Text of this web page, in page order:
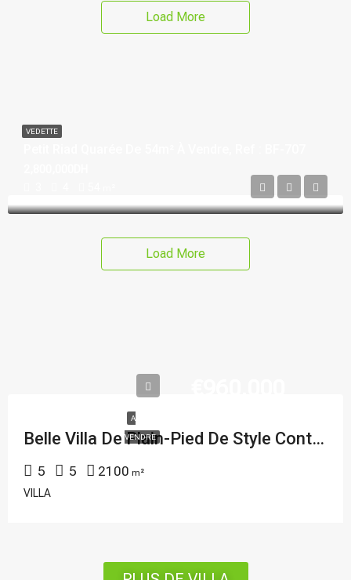
Load More
VEDETTE
Load More
A
VENDRE Belle Villa De Plain-Pied De Style Contemporain Située Au Sein D’un Petit Domaine Privé À Vendre À Marrakech – REF : KNV-101
5 5 2100 m²
VILLA